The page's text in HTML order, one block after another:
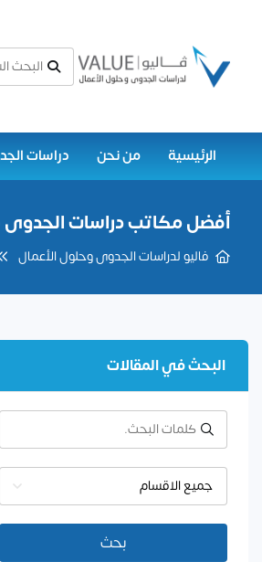
الرئيسية من نحن دراسات
أفضل مكاتب دراسات الجدوى
فاليو لدراسات الجدوى وحلول الأعمال
البحث في المقالات
جميع الاقسام
بحث